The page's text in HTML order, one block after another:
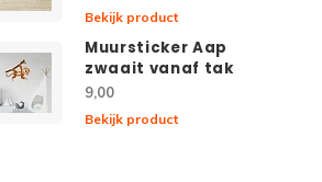
Bekijk product
Muursticker Aap
zwaait vanaf tak
9,00
Bekijk product